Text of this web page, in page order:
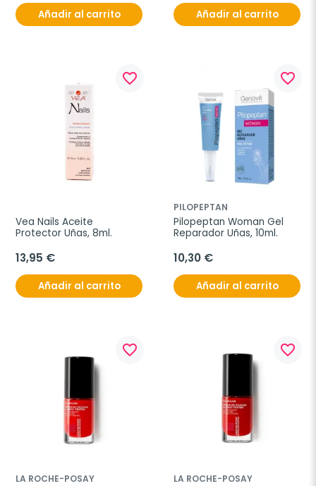
Añadir al carrito Añadir al carrito
favorite_border
Vea Nails Aceite
Protector Uñas, 8ml.
13,95 €
Añadir al carrito
favorite_border
PILOPEPTAN
Pilopeptan Woman Gel
Reparador Uñas, 10ml.
10,30 €
Añadir al carrito
favorite_border
LA ROCHE-POSAY
favorite_border
LA ROCHE-POSAY